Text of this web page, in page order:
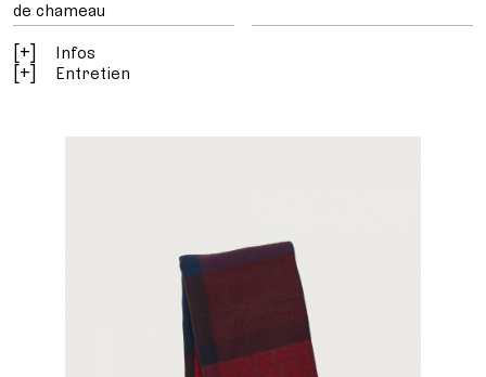
de chameau
Infos
Entretien